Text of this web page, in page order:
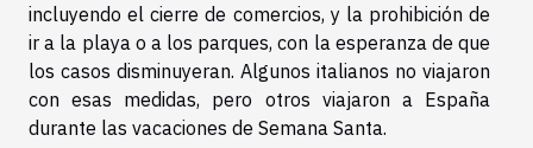
incluyendo el cierre de comercios, y la prohibición de
ir a la playa o a los parques, con la esperanza de que
los casos disminuyeran. Algunos italianos no viajaron
con esas medidas, pero otros viajaron a España
durante las vacaciones de Semana Santa.